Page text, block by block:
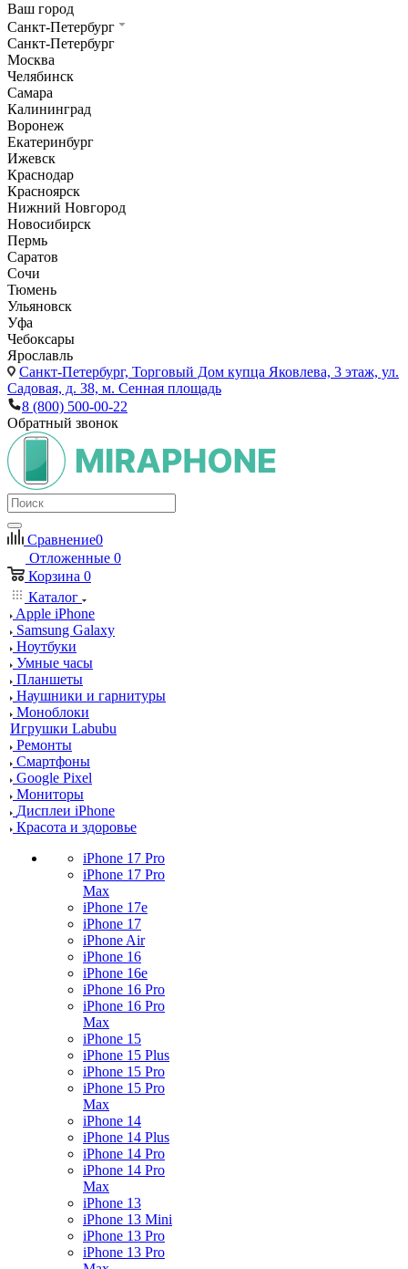
Ваш город
Санкт-Петербург
Санкт-Петербург
Москва
Челябинск
Самара
Калининград
Воронеж
Екатеринбург
Ижевск
Краснодар
Красноярск
Нижний Новгород
Новосибирск
Пермь
Саратов
Сочи
Тюмень
Ульяновск
Уфа
Чебоксары
Ярославль
Санкт-Петербург, Торговый Дом купца Яковлева, 3 этаж, ул.
Садовая, д. 38, м. Сенная площадь
8 (800) 500-00-22
Обратный звонок
Сравнение0
Отложенные 0
Корзина 0
Каталог
Apple iPhone
Samsung Galaxy
Ноутбуки
Умные часы
Планшеты
Наушники и гарнитуры
Моноблоки
Игрушки Labubu
Ремонты
Смартфоны
Google Pixel
Мониторы
Дисплеи iPhone
Красота и здоровье
iPhone 17 Pro
iPhone 17 Pro
Max
iPhone 17e
iPhone 17
iPhone Air
iPhone 16
iPhone 16e
iPhone 16 Pro
iPhone 16 Pro
Max
iPhone 15
iPhone 15 Plus
iPhone 15 Pro
iPhone 15 Pro
Max
iPhone 14
iPhone 14 Plus
iPhone 14 Pro
iPhone 14 Pro
Max
iPhone 13
iPhone 13 Mini
iPhone 13 Pro
iPhone 13 Pro